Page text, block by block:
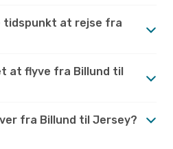
tidspunkt at rejse fra
at flyve fra Billund til
fra Billund til Jersey?